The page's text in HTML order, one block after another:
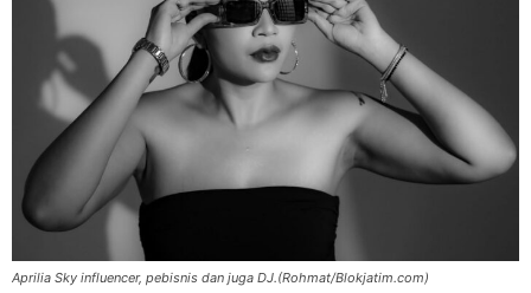
Aprilia Sky influencer, pebisnis dan juga DJ.(Rohmat/Blokjatim.com)